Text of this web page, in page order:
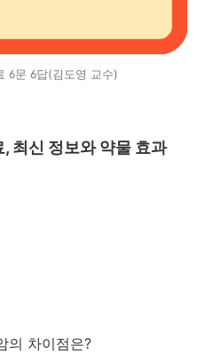
6문 6답(김도영 교수)
최신 정보와 약물 효과
의 차이점은?